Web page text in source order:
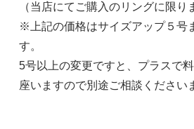
（当店にてご購入のリングに限り
※上記の価格はサイズアップ５号
す。
5号以上の変更ですと、プラスで
座いますので別途ご相談ください